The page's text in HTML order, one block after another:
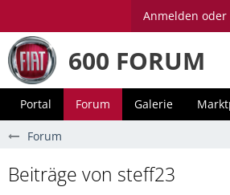
Anmelden
600 FORUM
Portal Forum Galerie
Forum
Beiträge von steff23